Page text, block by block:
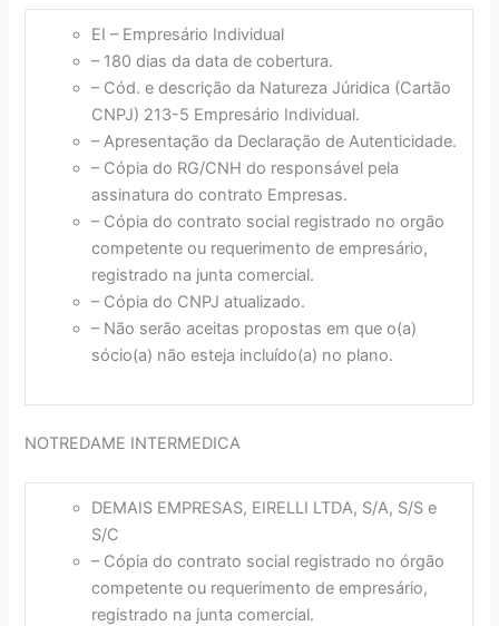
EI – Empresário Individual
– 180 dias da data de cobertura.
– Cód. e descrição da Natureza Júridica (Cartão
CNPJ) 213-5 Empresário Individual.
– Apresentação da Declaração de Autenticidade.
– Cópia do RG/CNH do responsável pela
assinatura do contrato Empresas.
– Cópia do contrato social registrado no orgão
competente ou requerimento de empresário,
registrado na junta comercial.
– Cópia do CNPJ atualizado.
– Não serão aceitas propostas em que o(a)
sócio(a) não esteja incluído(a) no plano.
NOTREDAME INTERMEDICA
DEMAIS EMPRESAS, EIRELLI LTDA, S/A, S/S e
S/C
– Cópia do contrato social registrado no órgão
competente ou requerimento de empresário,
registrado na junta comercial.